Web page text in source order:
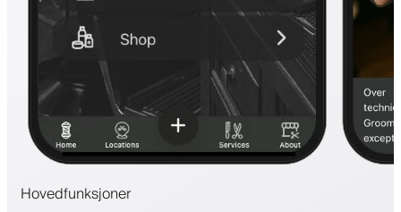
Hovedfunksjoner